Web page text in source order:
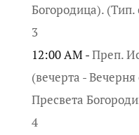
Богородица). (Тип.
3
12:00 AM -Преп.
(вечерта -
Пресвета
4